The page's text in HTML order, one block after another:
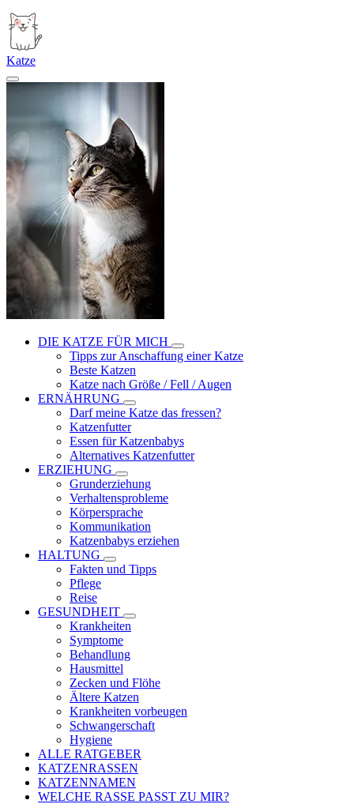
Katze
DIE KATZE FÜR MICH
Tipps zur Anschaffung einer Katze
Beste Katzen
Katze nach Größe / Fell / Augen
ERNÄHRUNG
Darf meine Katze das fressen?
Katzenfutter
Essen für Katzenbabys
Alternatives Katzenfutter
ERZIEHUNG
Grunderziehung
Verhaltensprobleme
Körpersprache
Kommunikation
Katzenbabys erziehen
HALTUNG
Fakten und Tipps
Pflege
Reise
GESUNDHEIT
Krankheiten
Symptome
Behandlung
Hausmittel
Zecken und Flöhe
Ältere Katzen
Krankheiten vorbeugen
Schwangerschaft
Hygiene
ALLE RATGEBER
KATZENRASSEN
KATZENNAMEN
WELCHE RASSE PASST ZU MIR?